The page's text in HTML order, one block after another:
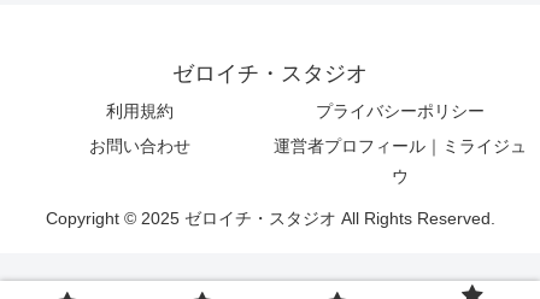
ゼロイチ・スタジオ
利用規約
プライバシーポリシー
お問い合わせ
運営者プロフィール｜ミライジュ
ウ
Copyright © 2025 ゼロイチ・スタジオ All Rights Reserved.